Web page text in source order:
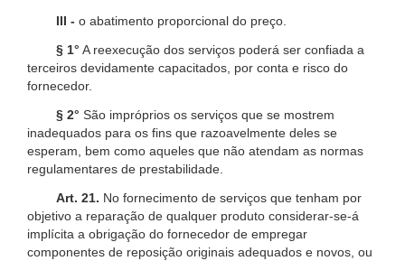
III - o abatimento proporcional do preço.
§ 1° A reexecução dos serviços poderá ser confiada a
terceiros devidamente capacitados, por conta e risco do
fornecedor.
§ 2° São impróprios os serviços que se mostrem
inadequados para os fins que razoavelmente deles se
esperam, bem como aqueles que não atendam as normas
regulamentares de prestabilidade.
Art. 21. No fornecimento de serviços que tenham por
objetivo a reparação de qualquer produto considerar-se-á
implícita a obrigação do fornecedor de empregar
componentes de reposição originais adequados e novos, ou